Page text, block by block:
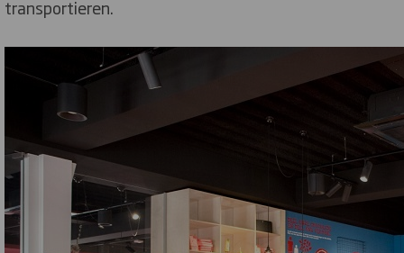
transportieren.